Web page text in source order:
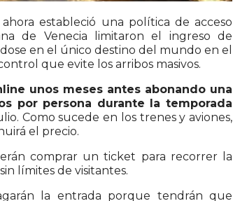
estableció una política de acceso
de Venecia limitaron el ingreso de
en el único destino del mundo en el
que evite los arribos masivos.
unos meses antes abonando una
por persona durante la temporada
Como sucede en los trenes y aviones,
el precio.
comprar un ticket para recorrer la
límites de visitantes.
la entrada porque tendrán que